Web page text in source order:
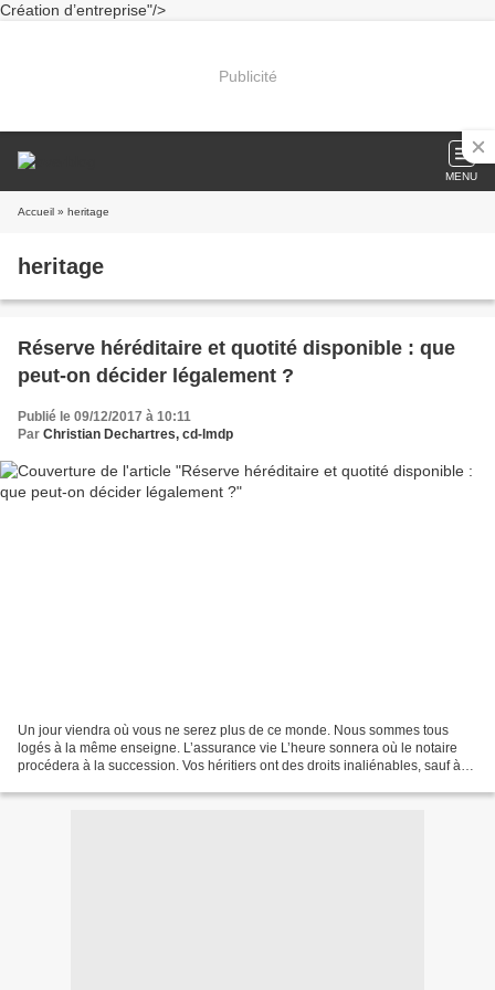
Création d’entreprise"/>
Publicité
MENU
Accueil » heritage
heritage
Réserve héréditaire et quotité disponible : que
peut-on décider légalement ?
Publié le 09/12/2017 à 10:11
Par Christian Dechartres, cd-lmdp
Un jour viendra où vous ne serez plus de ce monde. Nous sommes tous
logés à la même enseigne. L’assurance vie L’heure sonnera où le notaire
procédera à la succession. Vos héritiers ont des droits inaliénables, sauf à